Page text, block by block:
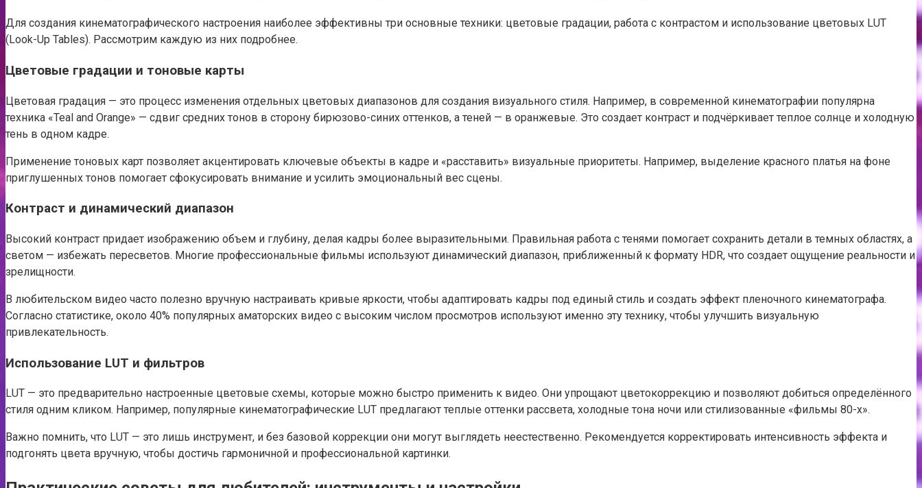
Для создания кинематографического настроения наиболее эффективны три основные техники: цветовые градации, работа с контрастом и использование цветовых LUT
(Look-Up Tables). Рассмотрим каждую из них подробнее.
Цветовые градации и тоновые карты
Цветовая градация — это процесс изменения отдельных цветовых диапазонов для создания визуального стиля. Например, в современной кинематографии популярна
техника «Teal and Orange» — сдвиг средних тонов в сторону бирюзово-синих оттенков, а теней — в оранжевые. Это создает контраст и подчёркивает теплое солнце и холодную
тень в одном кадре.
Применение тоновых карт позволяет акцентировать ключевые объекты в кадре и «расставить» визуальные приоритеты. Например, выделение красного платья на фоне
приглушенных тонов помогает сфокусировать внимание и усилить эмоциональный вес сцены.
Контраст и динамический диапазон
Высокий контраст придает изображению объем и глубину, делая кадры более выразительными. Правильная работа с тенями помогает сохранить детали в темных областях, а
светом — избежать пересветов. Многие профессиональные фильмы используют динамический диапазон, приближенный к формату HDR, что создает ощущение реальности и
зрелищности.
В любительском видео часто полезно вручную настраивать кривые яркости, чтобы адаптировать кадры под единый стиль и создать эффект пленочного кинематографа.
Согласно статистике, около 40% популярных аматорских видео с высоким числом просмотров используют именно эту технику, чтобы улучшить визуальную
привлекательность.
Использование LUT и фильтров
LUT — это предварительно настроенные цветовые схемы, которые можно быстро применить к видео. Они упрощают цветокоррекцию и позволяют добиться определённого
стиля одним кликом. Например, популярные кинематографические LUT предлагают теплые оттенки рассвета, холодные тона ночи или стилизованные «фильмы 80-х».
Важно помнить, что LUT — это лишь инструмент, и без базовой коррекции они могут выглядеть неестественно. Рекомендуется корректировать интенсивность эффекта и
подгонять цвета вручную, чтобы достичь гармоничной и профессиональной картинки.